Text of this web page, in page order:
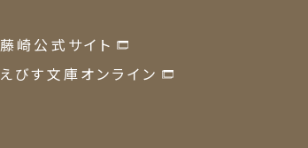
藤崎公式サイト
えびす文庫オンライン